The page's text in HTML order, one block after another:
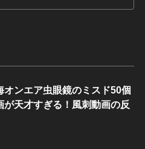
オンエア虫眼鏡のミスド50個
が天才すぎる！風刺動画の反